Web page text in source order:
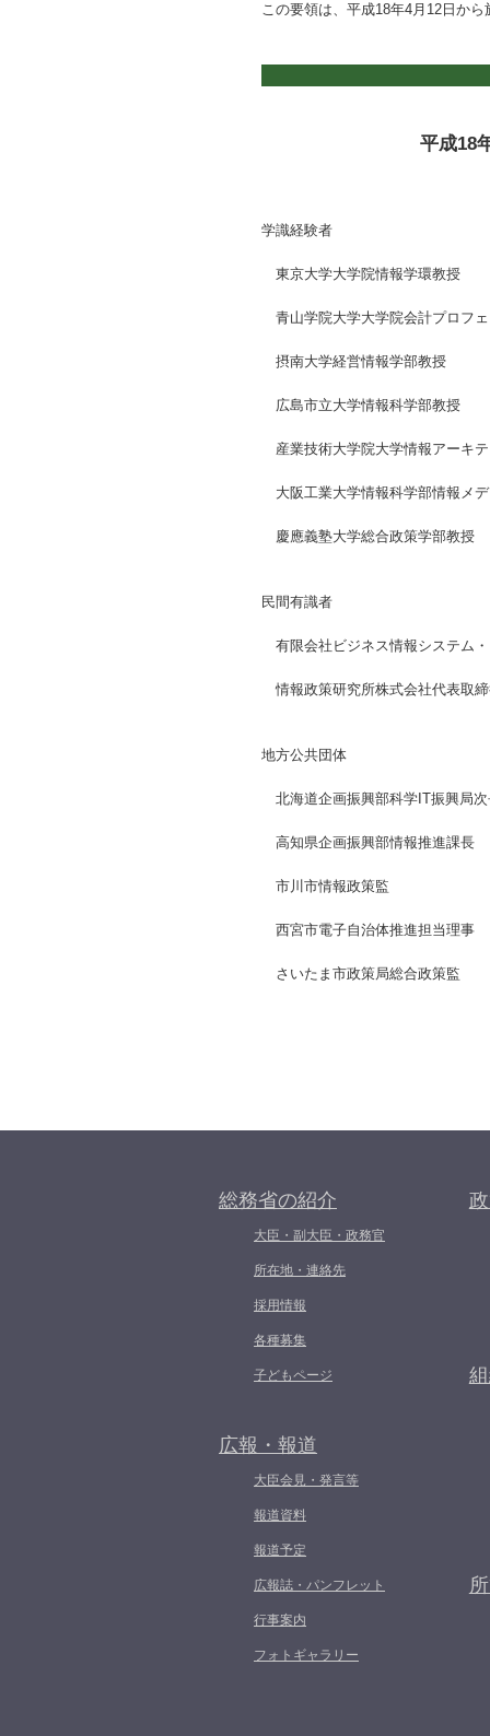
この要領は、平成18年4月12日から
平成18
学識経験者
東京大学大学院情報学環教授
青山学院大学大学院会計プロフ
摂南大学経営情報学部教授
広島市立大学情報科学部教授
産業技術大学院大学情報アーキ
大阪工業大学情報科学部情報メ
慶應義塾大学総合政策学部教授
民間有識者
有限会社ビジネス情報システム
情報政策研究所株式会社代表取
地方公共団体
北海道企画振興部科学IT振興局
高知県企画振興部情報推進課長
市川市情報政策監
西宮市電子自治体推進担当理事
さいたま市政策局総合政策監
総務省の紹介
大臣・副大臣・政務官
所在地・連絡先
採用情報
各種募集
子どもページ
広報・報道
大臣会見・発言等
報道資料
報道予定
広報誌・パンフレット
行事案内
フォトギャラリー